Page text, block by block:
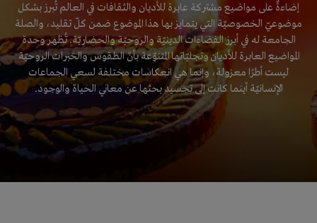
إضاءةٌ على مواضيع مشتركة عابرة للأديان والثقافات في العالم تُبرز بشكل
موضوعيّ الخصوصيّة التي يتمايز بها هذا الموضوع ضمن كلّ تقليد، والصلة
الجامعة له في أبرز الفضاءات الدينيّة والروحيّة والحضاريّة. تُظهر وحدة
المواضيع العابرة للأديان وتجليّاتها المتنوّعة بأنّ الطقوس والخبرات الروحيّة
ليست أطرًا معزولة، وإنما هي انعكاسات مختلفة لسعي الجماعات
الإنسانيّة أينما كانت إلى تجسيد بحثها عن معاني الحياة والوجود.